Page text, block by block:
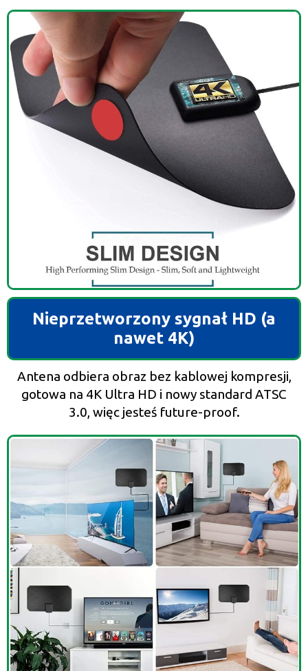
Nieprzetworzony sygnał HD (a
nawet 4K)
Antena odbiera obraz bez kablowej kompresji,
gotowa na 4K Ultra HD i nowy standard ATSC
3.0, więc jesteś future-proof.